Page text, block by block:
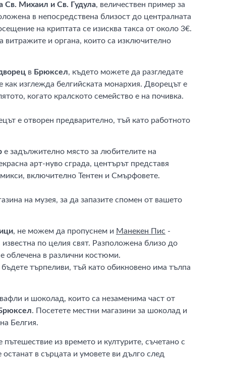
Св. Михаил и Св. Гудула, величествен пример за
в непосредствена близост до централната
на криптата се изисква такса от около 3€.
витражите и органа, които са изключително
в Брюксел, където можете да разгледате
как изглежда белгийската монархия. Дворецът е
когато кралското семейство е на почивка.
е отворен предварително, тъй като работното
е задължително място за любителите на
арт-нуво сграда, центърът представя
включително Тентен и Смърфовете.
на музея, за да запазите спомен от вашето
, не можем да пропуснем и Манекен Пис -
по целия свят. Разположена близо до
облечена в различни костюми.
търпеливи, тъй като обикновено има тълпа
и шоколад, които са незаменима част от
. Посетете местни магазини за шоколад и
Белгия.
пътешествие из времето и културите, съчетано с
в сърцата и умовете ви дълго след